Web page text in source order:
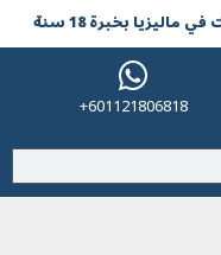
بخبرة 18 سنة
601121806818+